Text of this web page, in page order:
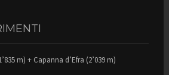
m) + Capanna d’Efra (2’039 m)